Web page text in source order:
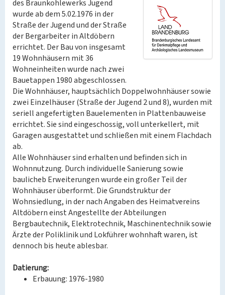
des Braunkohlewerks Jugend
wurde ab dem 5.02.1976 in der
Straße der Jugend und der Straße
der Bergarbeiter in Altdöbern
errichtet. Der Bau von insgesamt
19 Wohnhäusern mit 36
Wohneinheiten wurde nach zwei
Bauetappen 1980 abgeschlossen.
Die Wohnhäuser, hauptsächlich Doppelwohnhäuser sowie
zwei Einzelhäuser (Straße der Jugend 2 und 8), wurden mit
seriell angefertigten Bauelementen in Plattenbauweise
errichtet. Sie sind eingeschossig, voll unterkellert, mit
Garagen ausgestattet und schließen mit einem Flachdach
ab.
Alle Wohnhäuser sind erhalten und befinden sich in
Wohnnutzung. Durch individuelle Sanierung sowie
baulicheb Erweiterungen wurde ein großer Teil der
Wohnhäuser überformt. Die Grundstruktur der
Wohnsiedlung, in der nach Angaben des Heimatvereins
Altdöbern einst Angestellte der Abteilungen
Bergbautechnik, Elektrotechnik, Maschinentechnik sowie
Ärzte der Poliklinik und Lokführer wohnhaft waren, ist
dennoch bis heute ablesbar.
Datierung:
Erbauung: 1976-1980